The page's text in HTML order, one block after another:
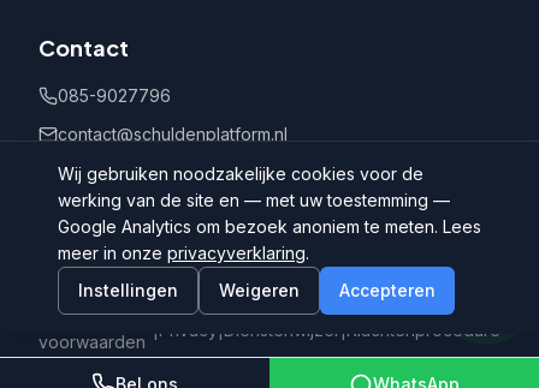
Contact
085-9027796
contact@schuldenplatform.nl
Postbus 802, 7400 AV Deventer
©
Schuldenplatform.nl
Algemene
voorwaarden
|Privacy |Dienstenwijzer |Klachtenprocedure
Bel ons WhatsApp
Wij gebruiken noodzakelijke cookies voor de
werking van de site en — met uw toestemming —
Google Analytics om bezoek anoniem te meten. Lees
meer in onze privacyverklaring.
Instellingen
Weigeren Accepteren